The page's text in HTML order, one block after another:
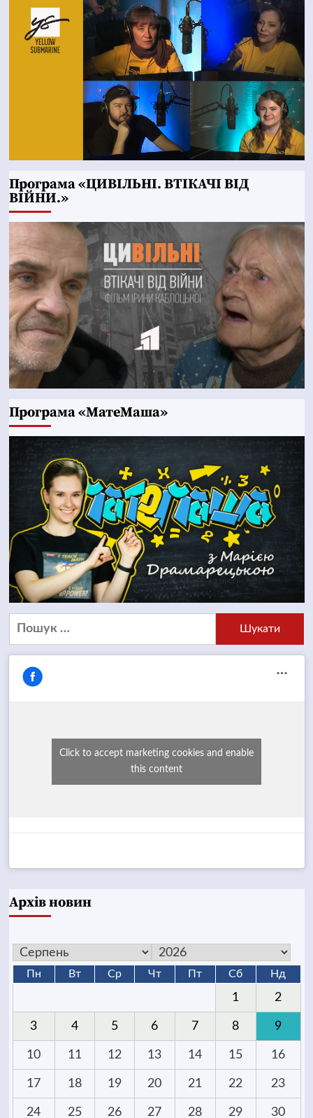
Програма «ЦИВІЛЬНІ. ВТІКАЧІ ВІД
ВІЙНИ.»
Програма «МатеМаша»
Пошук:
Click to accept marketing cookies and enable
this content
Архів новин
Пн Вт Ср Чт Пт Сб Нд
1 2
3 4 5 6 7 8 9
10 11 12 13 14 15 16
17 18 19 20 21 22 23
24 25 26 27 28 29 30